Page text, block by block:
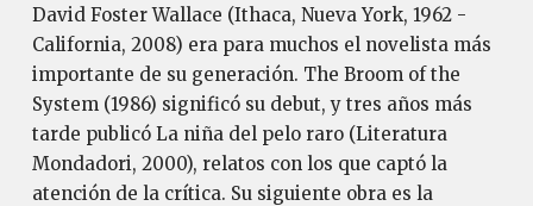
David Foster Wallace (Ithaca, Nueva York, 1962 -
California, 2008) era para muchos el novelista más
importante de su generación. The Broom of the
System (1986) significó su debut, y tres años más
tarde publicó La niña del pelo raro (Literatura
Mondadori, 2000), relatos con los que captó la
atención de la crítica. Su siguiente obra es la